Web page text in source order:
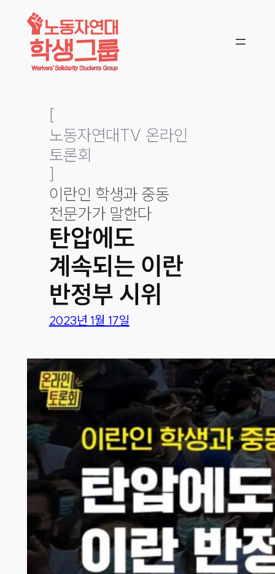
콘텐츠로
바로가기
[
노동자연대TV 온라인
토론회
]
이란인 학생과 중동
전문가가 말한다
탄압에도
계속되는 이란
반정부 시위
2023년 1월 17일